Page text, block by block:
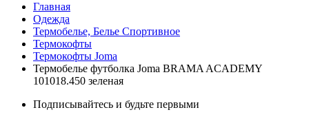
Главная
Одежда
Термобелье, Белье Спортивное
Термокофты
Термокофты Joma
Термобелье футболка Joma BRAMA ACADEMY
101018.450 зеленая
Подписывайтесь и будьте первыми